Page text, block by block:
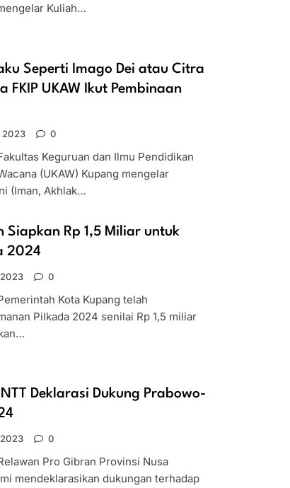
Kuliah…
Seperti Imago Dei atau Citra
FKIP UKAW Ikut Pembinaan
2023 0
Keguruan dan Ilmu Pendidikan
(UKAW) Kupang mengelar
(Iman, Akhlak…
Siapkan Rp 1,5 Miliar untuk
2024
0
Kota Kupang telah
Pilkada 2024 senilai Rp 1,5 miliar
Deklarasi Dukung Prabowo-
0
Pro Gibran Provinsi Nusa
mendeklarasikan dukungan terhadap